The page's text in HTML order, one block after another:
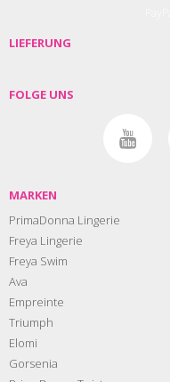
LIEFERUNG
FOLGE UNS
MARKEN
PrimaDonna Lingerie
Freya Lingerie
Freya Swim
Ava
Empreinte
Triumph
Elomi
Gorsenia